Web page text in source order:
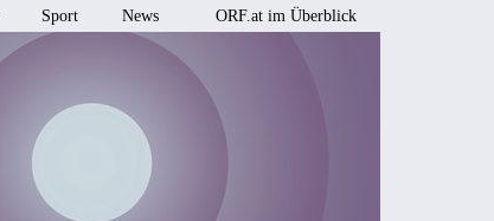
Sport News ORF.at im Überblick